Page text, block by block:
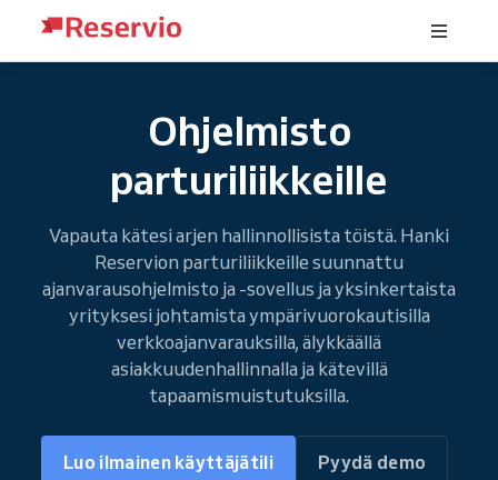
Ohjelmisto
parturiliikkeille
Vapauta kätesi arjen hallinnollisista töistä. Hanki
Reservion parturiliikkeille suunnattu
ajanvarausohjelmisto ja -sovellus ja yksinkertaista
yrityksesi johtamista ympärivuorokautisilla
verkkoajanvarauksilla, älykkäällä
asiakkuudenhallinnalla ja kätevillä
tapaamismuistutuksilla.
Luo ilmainen käyttäjätili Pyydä demo